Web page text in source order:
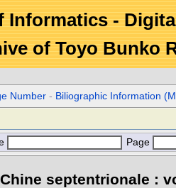
Informatics -
of Toyo Bunko
Number - Biliographic Information
Page
septentrionale :